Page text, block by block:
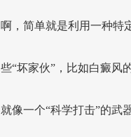
啊，简单就是利用一种特
些“坏家伙”，比如白癜风
就像一个“科学打击”的武